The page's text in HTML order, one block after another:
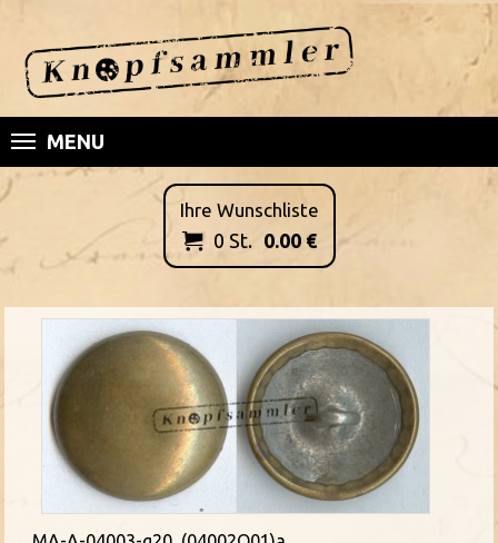
MENU
Ihre Wunschliste
 0 St. 0.00€